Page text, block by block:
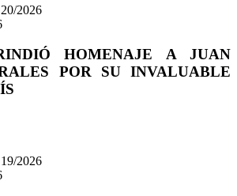
2026
HOMENAJE A JUAN
POR SU INVALUABLE
2026